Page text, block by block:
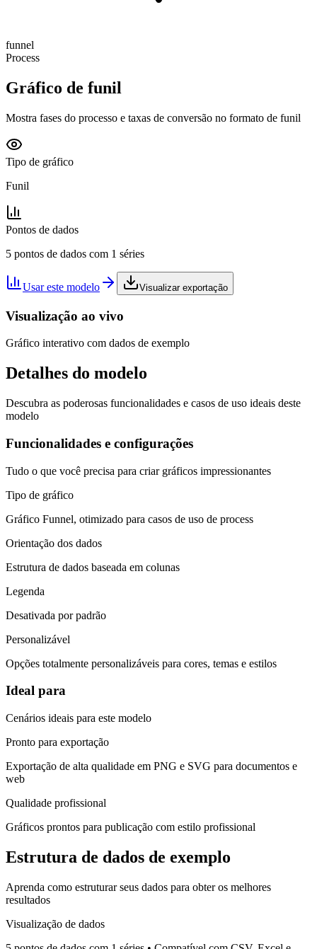
funnel
Process
Gráfico de funil
Mostra fases do processo e taxas de conversão no formato de funil
Tipo de gráfico
Funil
Pontos de dados
5 pontos de dados com 1 séries
Usar este modelo Visualizar exportação
Visualização ao vivo
Gráfico interativo com dados de exemplo
Detalhes do modelo
Descubra as poderosas funcionalidades e casos de uso ideais deste
modelo
Funcionalidades e configurações
Tudo o que você precisa para criar gráficos impressionantes
Tipo de gráfico
Gráfico Funnel, otimizado para casos de uso de process
Orientação dos dados
Estrutura de dados baseada em colunas
Legenda
Desativada por padrão
Personalizável
Opções totalmente personalizáveis para cores, temas e estilos
Ideal para
Cenários ideais para este modelo
Pronto para exportação
Exportação de alta qualidade em PNG e SVG para documentos e
web
Qualidade profissional
Gráficos prontos para publicação com estilo profissional
Estrutura de dados de exemplo
Aprenda como estruturar seus dados para obter os melhores
resultados
Visualização de dados